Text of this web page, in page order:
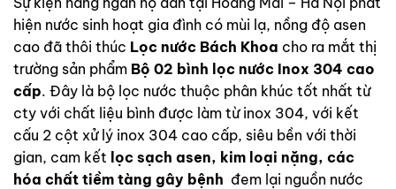
hiện nước sinh hoạt gia đình có mùi lạ, nồng độ asen
cao đã thôi thúc Lọc nước Bách Khoa cho ra mắt thị
trường sản phẩm Bộ 02 bình lọc nước Inox 304 cao
cấp. Đây là bộ lọc nước thuộc phân khúc tốt nhất từ
cty với chất liệu bình được làm từ inox 304, với kết
cấu 2 cột xử lý inox 304 cao cấp, siêu bền với thời
gian, cam kết lọc sạch asen, kim loại nặng, các
hóa chất tiềm tàng gây bệnh đem lại nguồn nước